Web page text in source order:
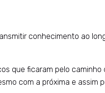
conhecimento ao
que ficaram pelo
com a próxima e